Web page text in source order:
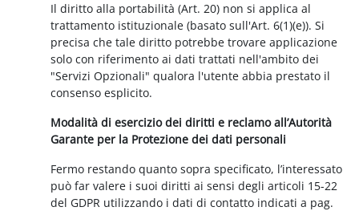
Il diritto alla portabilità (Art. 20) non si applica al
trattamento istituzionale (basato sull'Art. 6(1)(e)). Si
precisa che tale diritto potrebbe trovare applicazione
solo con riferimento ai dati trattati nell'ambito dei
"Servizi Opzionali" qualora l'utente abbia prestato il
consenso esplicito.
Modalità di esercizio dei diritti e reclamo all’Autorità
Garante per la Protezione dei dati personali
Fermo restando quanto sopra specificato, l’interessato
può far valere i suoi diritti ai sensi degli articoli 15-22
del GDPR utilizzando i dati di contatto indicati a pag.